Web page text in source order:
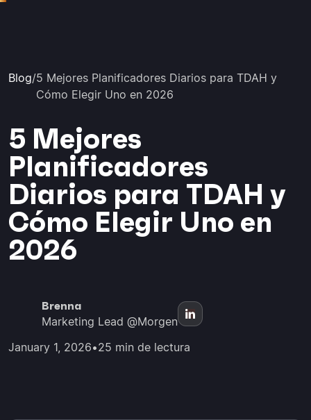
Blog/5 Mejores Planificadores Diarios para TDAH y
Cómo Elegir Uno en 2026
5 Mejores
Planificadores
Diarios para TDAH y
Cómo Elegir Uno en
2026
Brenna
Marketing Lead @Morgen
January 1, 2026•25 min de lectura